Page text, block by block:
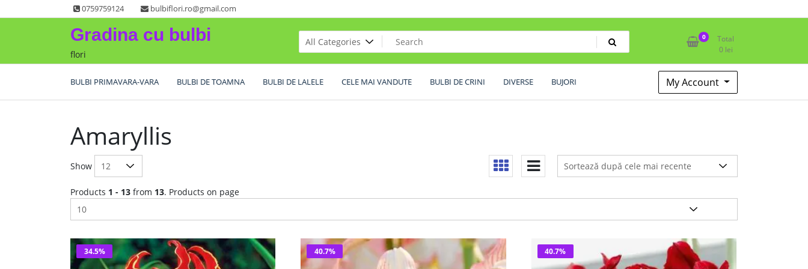
to
0759759124 bulbiflori.ro@gmail.com
Gradina cu bulbi
flori
0
Total
0 lei
BULBI PRIMAVARA-VARA BULBI DE TOAMNA BULBI DE LALELE CELE MAI VANDUTE BULBI DE CRINI DIVERSE BUJORI My Account
Amaryllis
Show
Products 1 - 13 from 13. Products on page
34.5% 40.7% 40.7%